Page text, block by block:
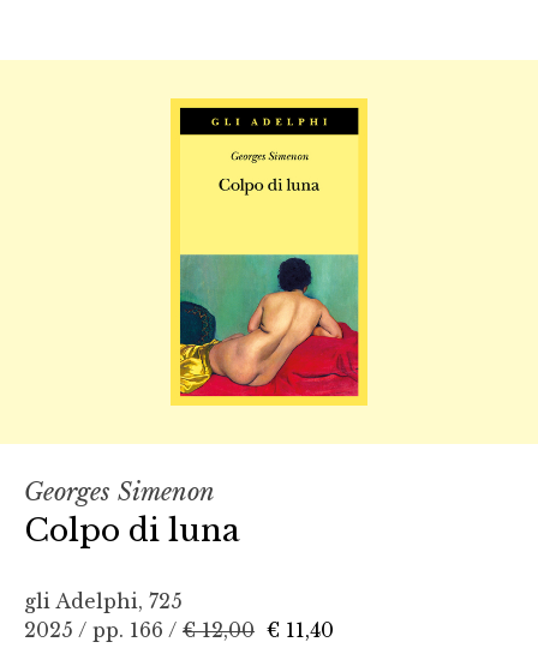
Georges Simenon
Colpo di luna
gli Adelphi, 725
2025 / pp. 166 / € 12,00 € 11,40